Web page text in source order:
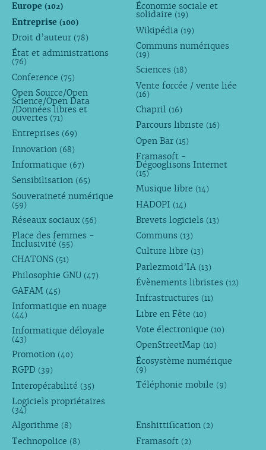
Europe (102)
Entreprise (100)
Droit d’auteur (78)
État et administrations
(76)
Conference (75)
Open Source/Open
Science/Open Data
/Données libres et
ouvertes (71)
Entreprises (69)
Innovation (68)
Informatique (67)
Sensibilisation (65)
Souveraineté numérique
(59)
Réseaux sociaux (56)
Place des femmes -
Inclusivité (55)
CHATONS (51)
Philosophie GNU (47)
GAFAM (45)
Informatique en nuage
(44)
Informatique déloyale
(43)
Promotion (40)
RGPD (39)
Interopérabilité (35)
Logiciels propriétaires
(34)
Économie sociale et
solidaire (19)
Wikipédia (19)
Communs numériques
(19)
Sciences (18)
Vente forcée / vente liée
(16)
Chapril (16)
Parcours libriste (16)
Open Bar (15)
Framasoft -
Dégooglisons Internet
(15)
Musique libre (14)
HADOPI (14)
Brevets logiciels (13)
Communs (13)
Culture libre (13)
Parlezmoid’IA (13)
Évènements libristes (12)
Infrastructures (11)
Libre en Fête (10)
Vote électronique (10)
OpenStreetMap (10)
Écosystème numérique
(9)
Téléphonie mobile (9)
Algorithme (8)
Technopolice (8)
Enshittification (2)
Framasoft (2)